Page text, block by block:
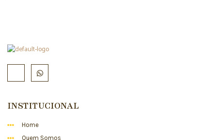
INSTITUCIONAL
Home
Quem Somos